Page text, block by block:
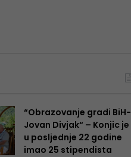
“Obrazovanje gradi BiH-
Jovan Divjak“ – Konjic je
u posljednje 22 godine
imao 25 ​​stipendista